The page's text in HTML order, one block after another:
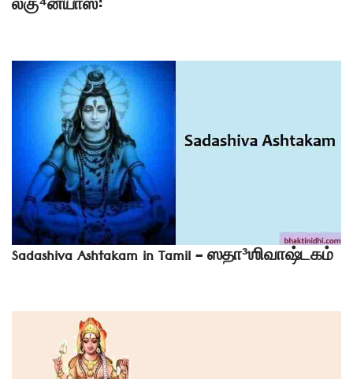
லகு⁴ன்யாஸ꞉
Sadashiva Ashtakam in Tamil – ஸதா³ஶிவாஷ்டகம்